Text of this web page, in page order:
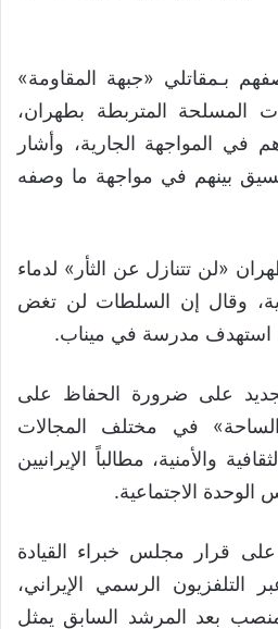
بـمقاتلي «جبهة المقاومة»
المسلحة المتربطة بطهران،
في المواجهة الجارية، وأشار
بينهم في مواجهة ما وصفه
«لن تتنازل عن الثأر» لدماء
وقال إن السلطات لن تغض
استهدف مدرسة في ميناب.
على ضرورة الحفاظ على
في مختلف المجالات
والأمنية، مطالباً الإيرانيين
الاجتماعية.
قرار مجلس خبراء القيادة
التلفزيون الرسمي الإيراني،
بعد المرشد السابق يمثل